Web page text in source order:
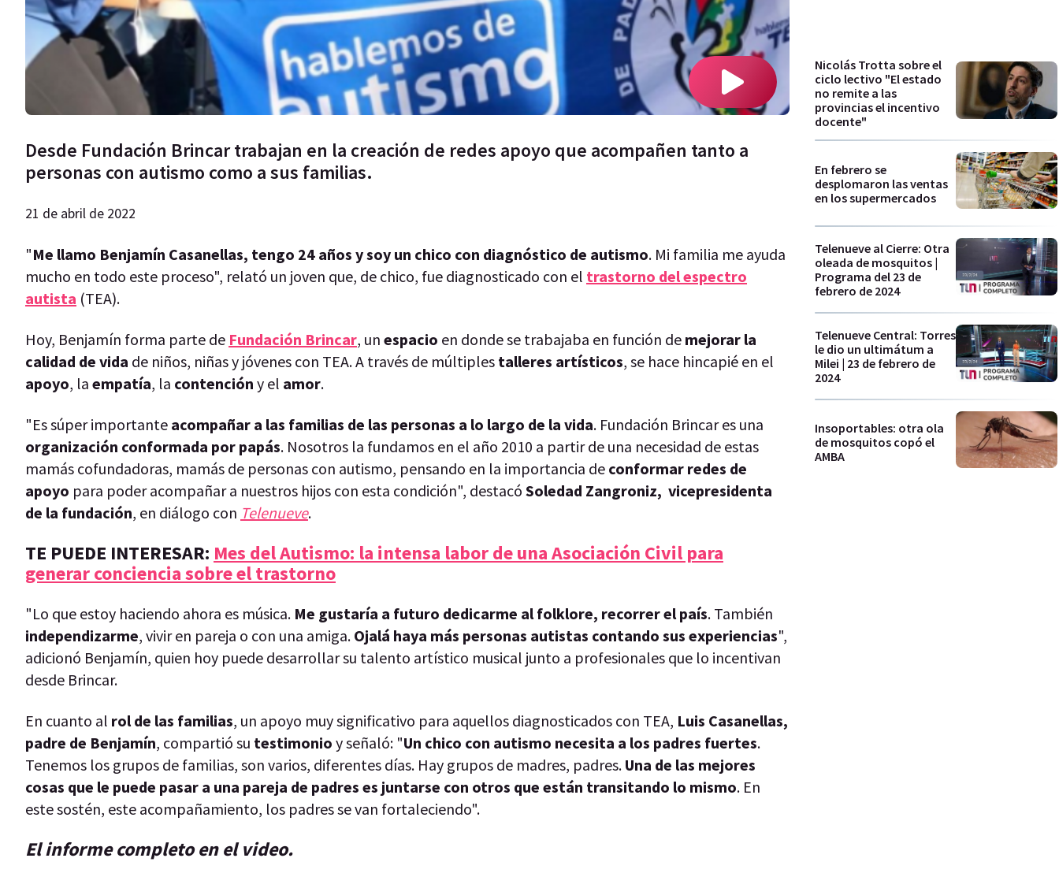
Desde Fundación Brincar trabajan en la creación de redes apoyo que acompañen tanto a
personas con autismo como a sus familias.
21 de abril de 2022
"Me llamo Benjamín Casanellas, tengo 24 años y soy un chico con diagnóstico de autismo. Mi familia me ayuda
mucho en todo este proceso", relató un joven que, de chico, fue diagnosticado con el trastorno del espectro
autista (TEA).
Hoy, Benjamín forma parte de Fundación Brincar, un espacio en donde se trabajaba en función de mejorar la
calidad de vida de niños, niñas y jóvenes con TEA. A través de múltiples talleres artísticos, se hace hincapié en el
apoyo, la empatía, la contención y el amor.
"Es súper importante acompañar a las familias de las personas a lo largo de la vida. Fundación Brincar es una
organización conformada por papás. Nosotros la fundamos en el año 2010 a partir de una necesidad de estas
mamás cofundadoras, mamás de personas con autismo, pensando en la importancia de conformar redes de
apoyo para poder acompañar a nuestros hijos con esta condición", destacó Soledad Zangroniz, vicepresidenta
de la fundación, en diálogo con Telenueve.
TE PUEDE INTERESAR: Mes del Autismo: la intensa labor de una Asociación Civil para
generar conciencia sobre el trastorno
"Lo que estoy haciendo ahora es música. Me gustaría a futuro dedicarme al folklore, recorrer el país. También
independizarme, vivir en pareja o con una amiga. Ojalá haya más personas autistas contando sus experiencias",
adicionó Benjamín, quien hoy puede desarrollar su talento artístico musical junto a profesionales que lo incentivan
desde Brincar.
En cuanto al rol de las familias, un apoyo muy significativo para aquellos diagnosticados con TEA, Luis Casanellas,
padre de Benjamín, compartió su testimonio y señaló: "Un chico con autismo necesita a los padres fuertes.
Tenemos los grupos de familias, son varios, diferentes días. Hay grupos de madres, padres. Una de las mejores
cosas que le puede pasar a una pareja de padres es juntarse con otros que están transitando lo mismo. En
este sostén, este acompañamiento, los padres se van fortaleciendo".
El informe completo en el video.
Nicolás Trotta sobre el
ciclo lectivo "El estado
no remite a las
provincias el incentivo
docente"
En febrero se
desplomaron las ventas
en los supermercados
Telenueve al Cierre: Otra
oleada de mosquitos |
Programa del 23 de
febrero de 2024
Telenueve Central: Torres
le dio un ultimátum a
Milei | 23 de febrero de
2024
Insoportables: otra ola
de mosquitos copó el
AMBA